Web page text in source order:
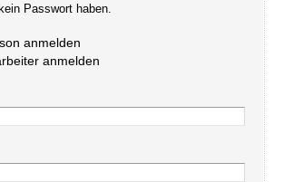
Passwort haben.
anmelden
anmelden